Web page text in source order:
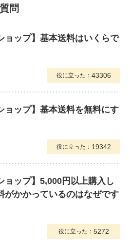
問
ョップ】基本送料はいくらで
役に立った： 43306
ョップ】基本送料を無料にす
役に立った： 19342
ョップ】5,000円以上購入し
がかかっているのはなぜです
役に立った： 5272